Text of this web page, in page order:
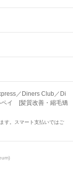
／Diners Club／Di
ペイ [髪質改善・縮毛矯
す。スマート支払いではご